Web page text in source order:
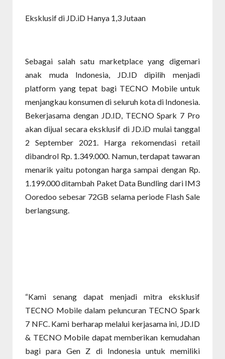
Eksklusif di JD.iD Hanya 1,3 Jutaan
Sebagai salah satu marketplace yang digemari
anak muda Indonesia, JD.ID dipilih menjadi
platform yang tepat bagi TECNO Mobile untuk
menjangkau konsumen di seluruh kota di Indonesia.
Bekerjasama dengan JD.ID, TECNO Spark 7 Pro
akan dijual secara eksklusif di JD.iD mulai tanggal
2 September 2021. Harga rekomendasi retail
dibandrol Rp. 1.349.000. Namun, terdapat tawaran
menarik yaitu potongan harga sampai dengan Rp.
1.199.000 ditambah Paket Data Bundling dari IM3
Ooredoo sebesar 72GB selama periode Flash Sale
berlangsung.
“Kami senang dapat menjadi mitra eksklusif
TECNO Mobile dalam peluncuran TECNO Spark
7 NFC. Kami berharap melalui kerjasama ini, JD.ID
& TECNO Mobile dapat memberikan kemudahan
bagi para Gen Z di Indonesia untuk memiliki